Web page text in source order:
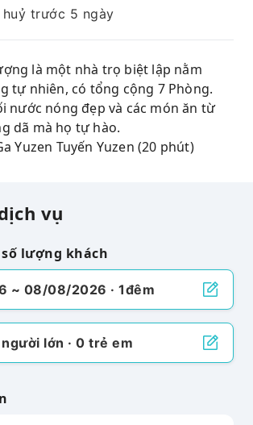
huỷ trước 5 ngày
là một nhà trọ biệt lập nằm
tự nhiên, có tổng cộng 7 Phòng.
nước nóng đẹp và các món ăn từ
dã mà họ tự hào.
Yuzen Tuyến Yuzen (20 phút)
vụ
lượng khách
~ 08/08/2026 · 1đêm
người lớn · 0 trẻ em